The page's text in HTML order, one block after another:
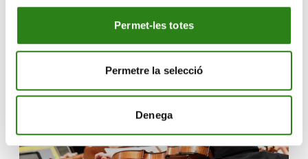
Permet-les totes
Permetre la selecció
Denega
estarem a l’escenari fent música en directe», ha